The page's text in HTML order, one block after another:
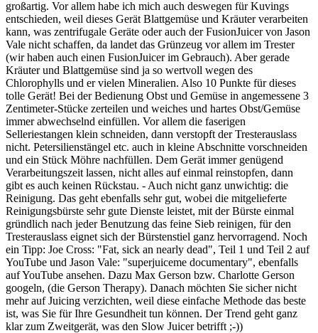
großartig. Vor allem habe ich mich auch deswegen für Kuvings
entschieden, weil dieses Gerät Blattgemüse und Kräuter verarbeiten
kann, was zentrifugale Geräte oder auch der FusionJuicer von Jason
Vale nicht schaffen, da landet das Grünzeug vor allem im Trester
(wir haben auch einen FusionJuicer im Gebrauch). Aber gerade
Kräuter und Blattgemüse sind ja so wertvoll wegen des
Chlorophylls und er vielen Mineralien. Also 10 Punkte für dieses
tolle Gerät! Bei der Bedienung Obst und Gemüse in angemessene 3
Zentimeter-Stücke zerteilen und weiches und hartes Obst/Gemüse
immer abwechselnd einfüllen. Vor allem die faserigen
Selleriestangen klein schneiden, dann verstopft der Tresterauslass
nicht. Petersilienstängel etc. auch in kleine Abschnitte vorschneiden
und ein Stück Möhre nachfüllen. Dem Gerät immer genügend
Verarbeitungszeit lassen, nicht alles auf einmal reinstopfen, dann
gibt es auch keinen Rückstau. - Auch nicht ganz unwichtig: die
Reinigung. Das geht ebenfalls sehr gut, wobei die mitgelieferte
Reinigungsbürste sehr gute Dienste leistet, mit der Bürste einmal
gründlich nach jeder Benutzung das feine Sieb reinigen, für den
Tresterauslass eignet sich der Bürstenstiel ganz hervorragend. Noch
ein Tipp: Joe Cross: "Fat, sick an nearly dead", Teil 1 und Teil 2 auf
YouTube und Jason Vale: "superjuiceme documentary", ebenfalls
auf YouTube ansehen. Dazu Max Gerson bzw. Charlotte Gerson
googeln, (die Gerson Therapy). Danach möchten Sie sicher nicht
mehr auf Juicing verzichten, weil diese einfache Methode das beste
ist, was Sie für Ihre Gesundheit tun können. Der Trend geht ganz
klar zum Zweitgerät, was den Slow Juicer betrifft ;-))